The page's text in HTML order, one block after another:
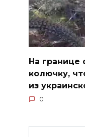
На границе
колючку,
из
0